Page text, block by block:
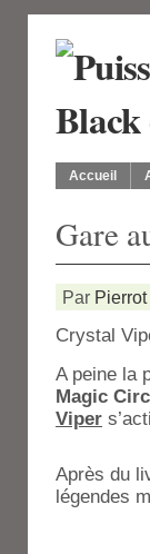
Accueil
Gare
Par Pierrot
Crystal
A peine la
Magic
Viper
Après du
légendes